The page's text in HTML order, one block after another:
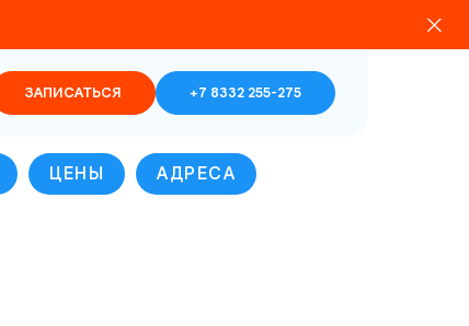
ЗАПИСАТЬСЯ +7 8332 255-275
ЦЕНЫ АДРЕСА